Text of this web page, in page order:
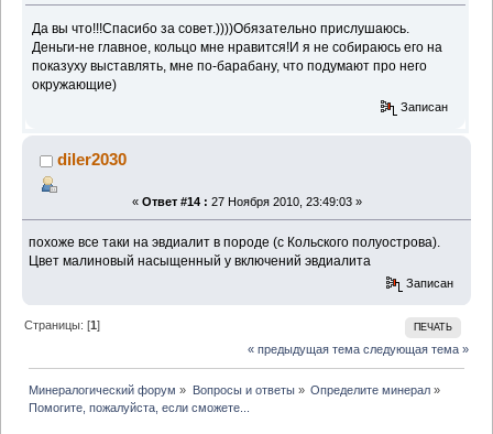
Да вы что!!!Спасибо за совет.))))Обязательно прислушаюсь.
Деньги-не главное, кольцо мне нравится!И я не собираюсь его на
показуху выставлять, мне по-барабану, что подумают про него
окружающие)
Записан
diler2030
« Ответ #14 : 27 Ноября 2010, 23:49:03 »
похоже все таки на эвдиалит в породе (с Кольского полуострова).
Цвет малиновый насыщенный у включений эвдиалита
Записан
ПЕЧАТЬ
Страницы: [1]
« предыдущая тема следующая тема »
Минералогический форум » Вопросы и ответы» Определите минерал»
Помогите, пожалуйста, если сможете...